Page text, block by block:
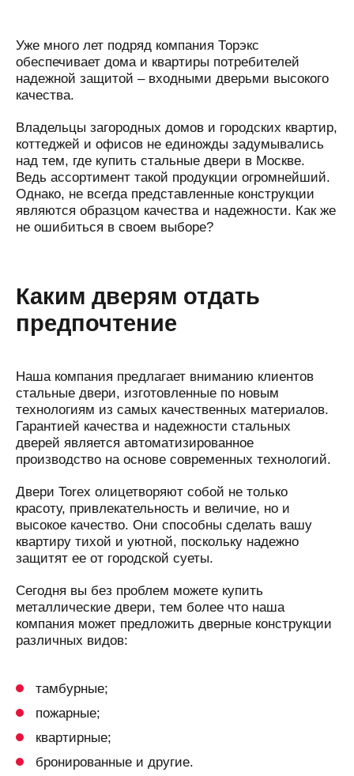
Уже много лет подряд компания Торэкс
обеспечивает дома и квартиры потребителей
надежной защитой – входными дверьми высокого
качества.
Владельцы загородных домов и городских квартир,
коттеджей и офисов не единожды задумывались
над тем, где купить стальные двери в Москве.
Ведь ассортимент такой продукции огромнейший.
Однако, не всегда представленные конструкции
являются образцом качества и надежности. Как же
не ошибиться в своем выборе?
Каким дверям отдать
предпочтение
Наша компания предлагает вниманию клиентов
стальные двери, изготовленные по новым
технологиям из самых качественных материалов.
Гарантией качества и надежности стальных
дверей является автоматизированное
производство на основе современных технологий.
Двери Torex олицетворяют собой не только
красоту, привлекательность и величие, но и
высокое качество. Они способны сделать вашу
квартиру тихой и уютной, поскольку надежно
защитят ее от городской суеты.
Сегодня вы без проблем можете купить
металлические двери, тем более что наша
компания может предложить дверные конструкции
различных видов:
тамбурные;
пожарные;
квартирные;
бронированные и другие.